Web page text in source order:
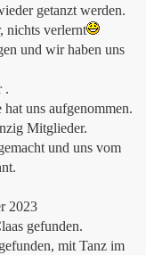
getanzt werden.
nichts verlernt
und wir haben uns
.
uns aufgenommen.
Mitglieder.
und uns vom
2023
gefunden.
mit Tanz im